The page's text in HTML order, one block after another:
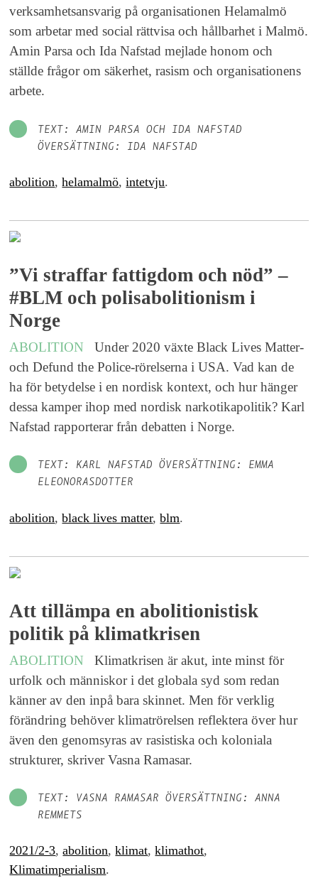
verksamhetsansvarig på organisationen Helamalmö
som arbetar med social rättvisa och hållbarhet i Malmö.
Amin Parsa och Ida Nafstad mejlade honom och
ställde frågor om säkerhet, rasism och organisationens
arbete.
TEXT: AMIN PARSA OCH IDA NAFSTAD
ÖVERSÄTTNING: IDA NAFSTAD
abolition,helamalmö,intetvju.
”Vi straffar fattigdom och nöd” –
#BLM och polisabolitionism i
Norge
ABOLITION
Under 2020 växte Black Lives Matter-
och Defund the Police-rörelserna i USA. Vad kan de
ha för betydelse i en nordisk kontext, och hur hänger
dessa kamper ihop med nordisk narkotikapolitik? Karl
Nafstad rapporterar från debatten i Norge.
TEXT: KARL NAFSTAD ÖVERSÄTTNING: EMMA
ELEONORASDOTTER
abolition,black lives matter,blm.
Att tillämpa en abolitionistisk
politik på klimatkrisen
ABOLITION
Klimatkrisen är akut, inte minst för
urfolk och människor i det globala syd som redan
känner av den inpå bara skinnet. Men för verklig
förändring behöver klimatrörelsen reflektera över hur
även den genomsyras av rasistiska och koloniala
strukturer, skriver Vasna Ramasar.
TEXT: VASNA RAMASAR ÖVERSÄTTNING: ANNA
REMMETS
2021/2-3,abolition,klimat,klimathot,
Klimatimperialism.